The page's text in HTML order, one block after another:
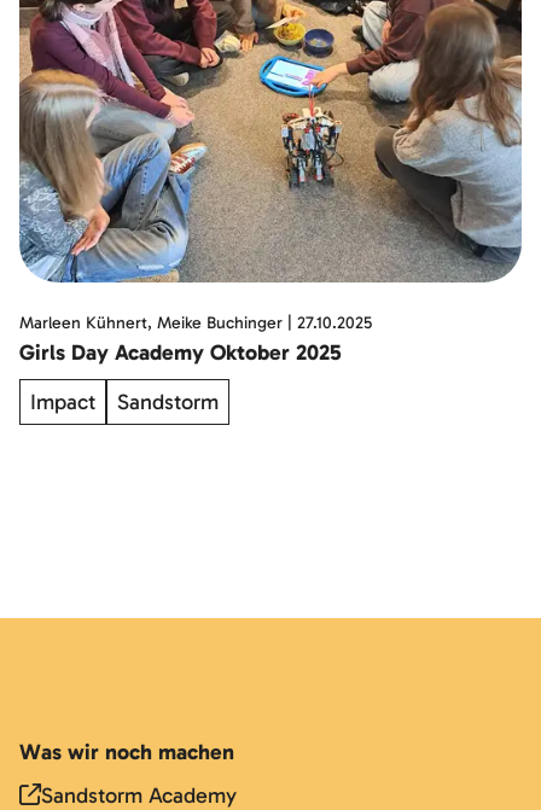
Marleen Kühnert, Meike Buchinger 27.10.2025
Girls Day Academy Oktober 2025
Impact
Sandstorm
Was wir noch machen
Sandstorm Academy